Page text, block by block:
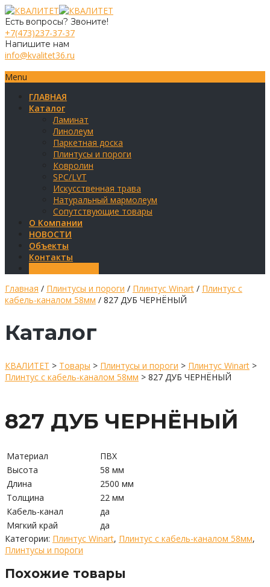
Есть вопросы? Звоните!
+7(473)237-37-37
Напишите нам
info@kvalitet36.ru
Menu
ГЛАВНАЯ
Каталог
Ламинат
Линолеум
Паркетная доска
Плинтусы и пороги
Ковролин
SPC/LVT
Искусственная трава
Натуральный мармолеум
Сопутствующие товары
О Компании
НОВОСТИ
Объекты
Контакты
Главная / Плинтусы и пороги / Плинтус Winart / Плинтус с
кабель-каналом 58мм / 827 ДУБ ЧЕРНЁНЫЙ
Каталог
КВАЛИТЕТ > Товары > Плинтусы и пороги > Плинтус Winart >
Плинтус с кабель-каналом 58мм > 827 ДУБ ЧЕРНЁНЫЙ
827 ДУБ ЧЕРНЁНЫЙ
Материал
ПВХ
Высота
58 мм
Длина
2500 мм
Толщина
22 мм
Кабель-канал
да
Мягкий край
да
Категории: Плинтус Winart, Плинтус с кабель-каналом 58мм,
Плинтусы и пороги
Похожие товары